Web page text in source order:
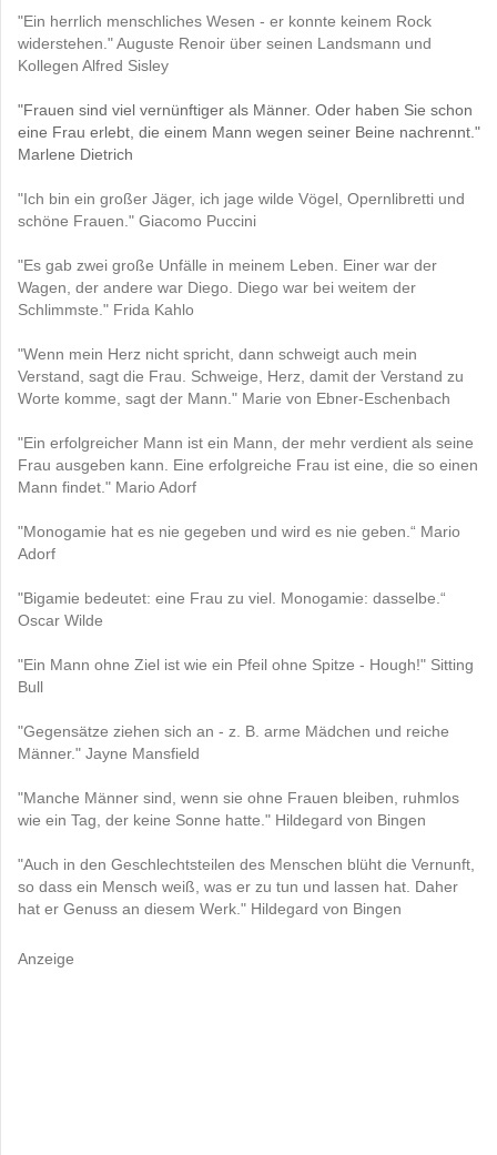
"Ein herrlich menschliches Wesen - er konnte keinem Rock
widerstehen." Auguste Renoir über seinen Landsmann und
Kollegen Alfred Sisley
"Frauen sind viel vernünftiger als Männer. Oder haben Sie schon
eine Frau erlebt, die einem Mann wegen seiner Beine nachrennt."
Marlene Dietrich
"Ich bin ein großer Jäger, ich jage wilde Vögel, Opernlibretti und
schöne Frauen." Giacomo Puccini
"Es gab zwei große Unfälle in meinem Leben. Einer war der
Wagen, der andere war Diego. Diego war bei weitem der
Schlimmste." Frida Kahlo
"Wenn mein Herz nicht spricht, dann schweigt auch mein
Verstand, sagt die Frau. Schweige, Herz, damit der Verstand zu
Worte komme, sagt der Mann." Marie von Ebner-Eschenbach
"Ein erfolgreicher Mann ist ein Mann, der mehr verdient als seine
Frau ausgeben kann. Eine erfolgreiche Frau ist eine, die so einen
Mann findet." Mario Adorf
"Monogamie hat es nie gegeben und wird es nie geben.“ Mario
Adorf
"Bigamie bedeutet: eine Frau zu viel. Monogamie: dasselbe.“
Oscar Wilde
"Ein Mann ohne Ziel ist wie ein Pfeil ohne Spitze - Hough!" Sitting
Bull
"Gegensätze ziehen sich an - z. B. arme Mädchen und reiche
Männer." Jayne Mansfield
"Manche Männer sind, wenn sie ohne Frauen bleiben, ruhmlos
wie ein Tag, der keine Sonne hatte." Hildegard von Bingen
"Auch in den Geschlechtsteilen des Menschen blüht die Vernunft,
so dass ein Mensch weiß, was er zu tun und lassen hat. Daher
hat er Genuss an diesem Werk." Hildegard von Bingen
Anzeige